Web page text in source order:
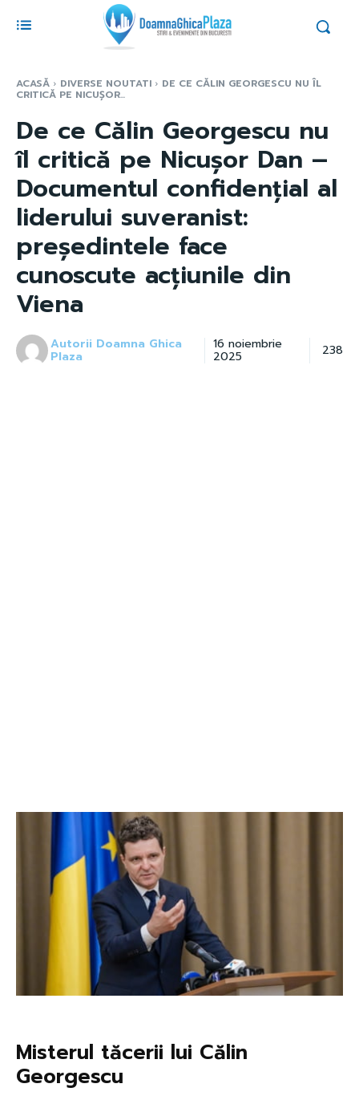
ACASĂ DIVERSE NOUTATI DE CE CĂLIN GEORGESCU NU ÎL
CRITICĂ PE NICUȘOR...
De ce Călin Georgescu nu
îl critică pe Nicușor Dan –
Documentul confidențial al
liderului suveranist:
președintele face
cunoscute acțiunile din
Viena
Autorii Doamna Ghica
Plaza
16 noiembrie
2025 238
Misterul tăcerii lui Călin
Georgescu